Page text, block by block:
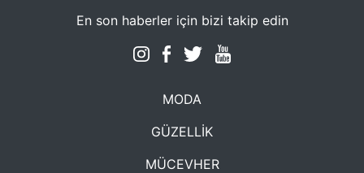
En son haberler için bizi takip edin
MODA
GÜZELLİK
MÜCEVHER